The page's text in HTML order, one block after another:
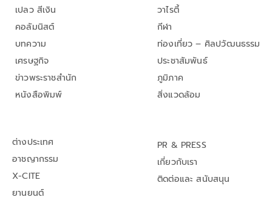
เปลว สีเงิน
คอลัมนิสต์
บทความ
เศรษฐกิจ
ข่าวพระราชสำนัก
หนังสือพิมพ์
วาไรตี้
กีฬา
ท่องเที่ยว – ศิลปวัฒนธรรม
ประชาสัมพันธ์
ภูมิภาค
สิ่งแวดล้อม
ต่างประเทศ
อาชญากรรม
X-CITE
ยานยนต์
PR & PRESS
เกี่ยวกับเรา
ติดต่อและ สนับสนุน